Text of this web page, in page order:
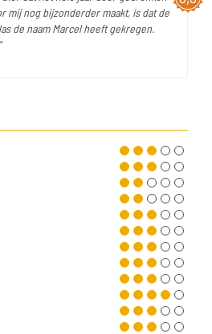
mij nog bijzonderder maakt, is dat de
de naam Marcel heeft gekregen.